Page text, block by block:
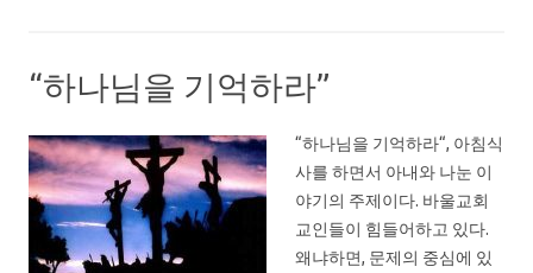
“하나님을 기억하라”
“하나님을 기억하라“, 아침식
사를 하면서 아내와 나눈 이
야기의 주제이다. 바울교회
교인들이 힘들어하고 있다.
왜냐하면, 문제의 중심에 있